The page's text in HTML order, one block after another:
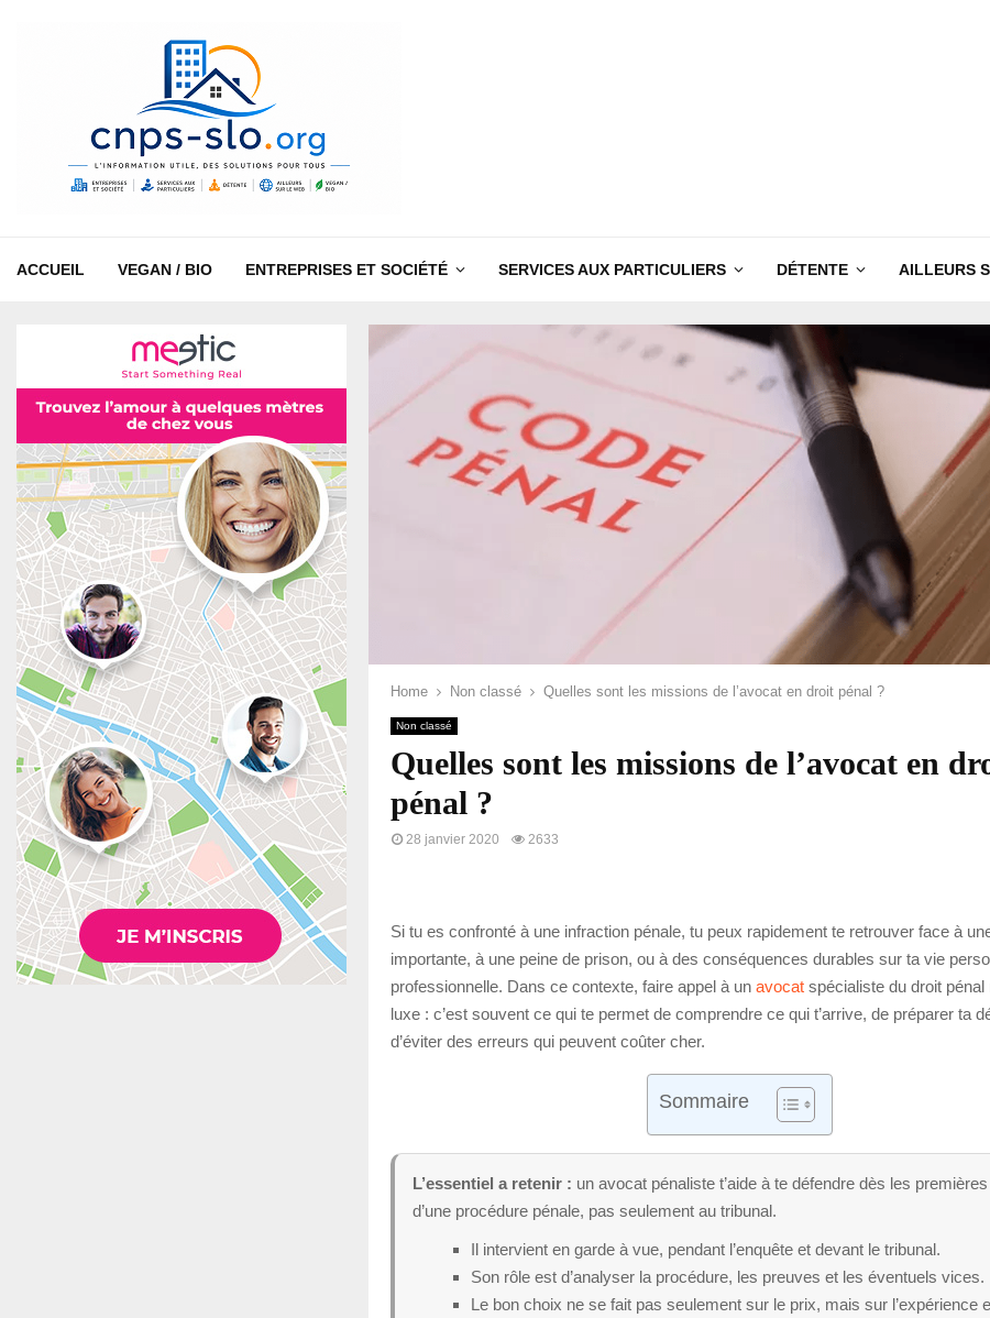
ACCUEIL VEGAN / BIO ENTREPRISES ET SOCIÉTÉ SERVICES AUX PARTICULIERS DÉTENTE AILLEURS
Home Non classé Quelles sont les missions de l’avocat en droit pénal ?
Non classé
Quelles sont les missions de l’avocat en
pénal ?
28 janvier 2020 2633
Si tu es confronté à une infraction pénale, tu peux rapidement te retrouver face à
importante, à une peine de prison, ou à des conséquences durables sur ta vie
professionnelle. Dans ce contexte, faire appel à un avocat spécialiste du droit pénal
luxe : c’est souvent ce qui te permet de comprendre ce qui t’arrive, de préparer ta
d’éviter des erreurs qui peuvent coûter cher.
Sommaire
L’essentiel a retenir : un avocat pénaliste t’aide à te défendre dès les
d’une procédure pénale, pas seulement au tribunal.
Il intervient en garde à vue, pendant l’enquête et devant le tribunal.
Son rôle est d’analyser la procédure, les preuves et les éventuels vices.
Le bon choix ne se fait pas seulement sur le prix, mais sur l’expérience